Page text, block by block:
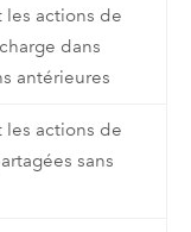
les actions de
dans
antérieures
les actions de
sans